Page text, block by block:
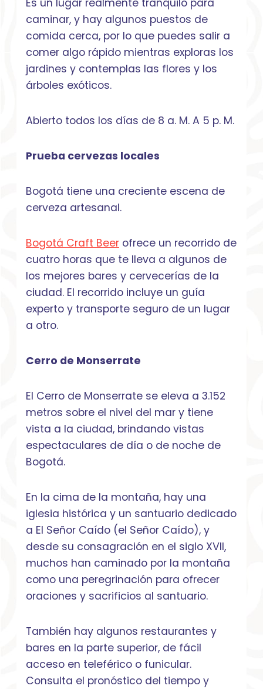
Es un lugar realmente tranquilo para
caminar, y hay algunos puestos de
comida cerca, por lo que puedes salir a
comer algo rápido mientras exploras los
jardines y contemplas las flores y los
árboles exóticos.
Abierto todos los días de 8 a. M. A 5 p. M.
Prueba cervezas locales
Bogotá tiene una creciente escena de
cerveza artesanal.
Bogotá Craft Beer ofrece un recorrido de
cuatro horas que te lleva a algunos de
los mejores bares y cervecerías de la
ciudad. El recorrido incluye un guía
experto y transporte seguro de un lugar
a otro.
Cerro de Monserrate
El Cerro de Monserrate se eleva a 3.152
metros sobre el nivel del mar y tiene
vista a la ciudad, brindando vistas
espectaculares de día o de noche de
Bogotá.
En la cima de la montaña, hay una
iglesia histórica y un santuario dedicado
a El Señor Caído (el Señor Caído), y
desde su consagración en el siglo XVII,
muchos han caminado por la montaña
como una peregrinación para ofrecer
oraciones y sacrificios al santuario.
También hay algunos restaurantes y
bares en la parte superior, de fácil
acceso en teleférico o funicular.
Consulta el pronóstico del tiempo y